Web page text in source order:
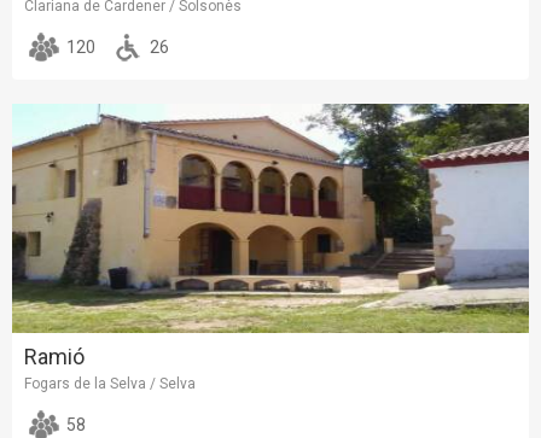
Clariana de Cardener / Solsonès
120 26
Ramió
Fogars de la Selva / Selva
58